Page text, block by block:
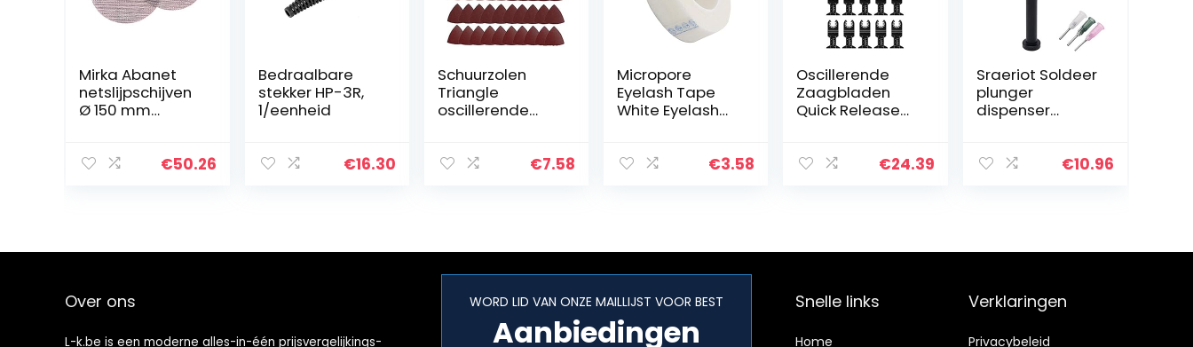
Mirka Abanet
netslijpschijven
Ø 150 mm
stk/voor het€50.26
Bedraalbare
stekker HP-3R,
1/eenheid
€16.30
Schuurzolen
Triangle
oscillerende
oscillerende
Power…
€7.58
Micropore
Eyelash Tape
White Eyelash
Eyelash
voor…
€3.58
Oscillerende
Zaagbladen
Quick Release
Multifunctionele
€24.39
Sraeriot Soldeer
plunger
dispenser
soldeerpasta
€10.96
Over ons
L-k.be is een moderne alles-in-één prijsvergelijkings-
WORD LID VAN ONZE MAILLIJST VOOR BEST
Aanbiedingen
Snelle links
Home
Verklaringen
Privacybeleid